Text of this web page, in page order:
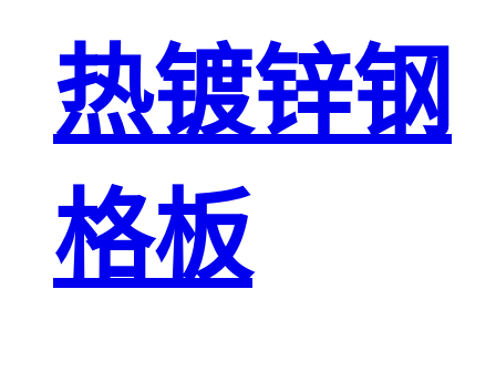
热镀锌钢
格板